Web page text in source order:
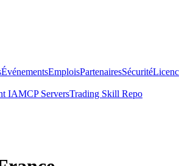
ÉvénementsEmploisPartenairesSécurité
IAMCP ServersTrading Skill Repo